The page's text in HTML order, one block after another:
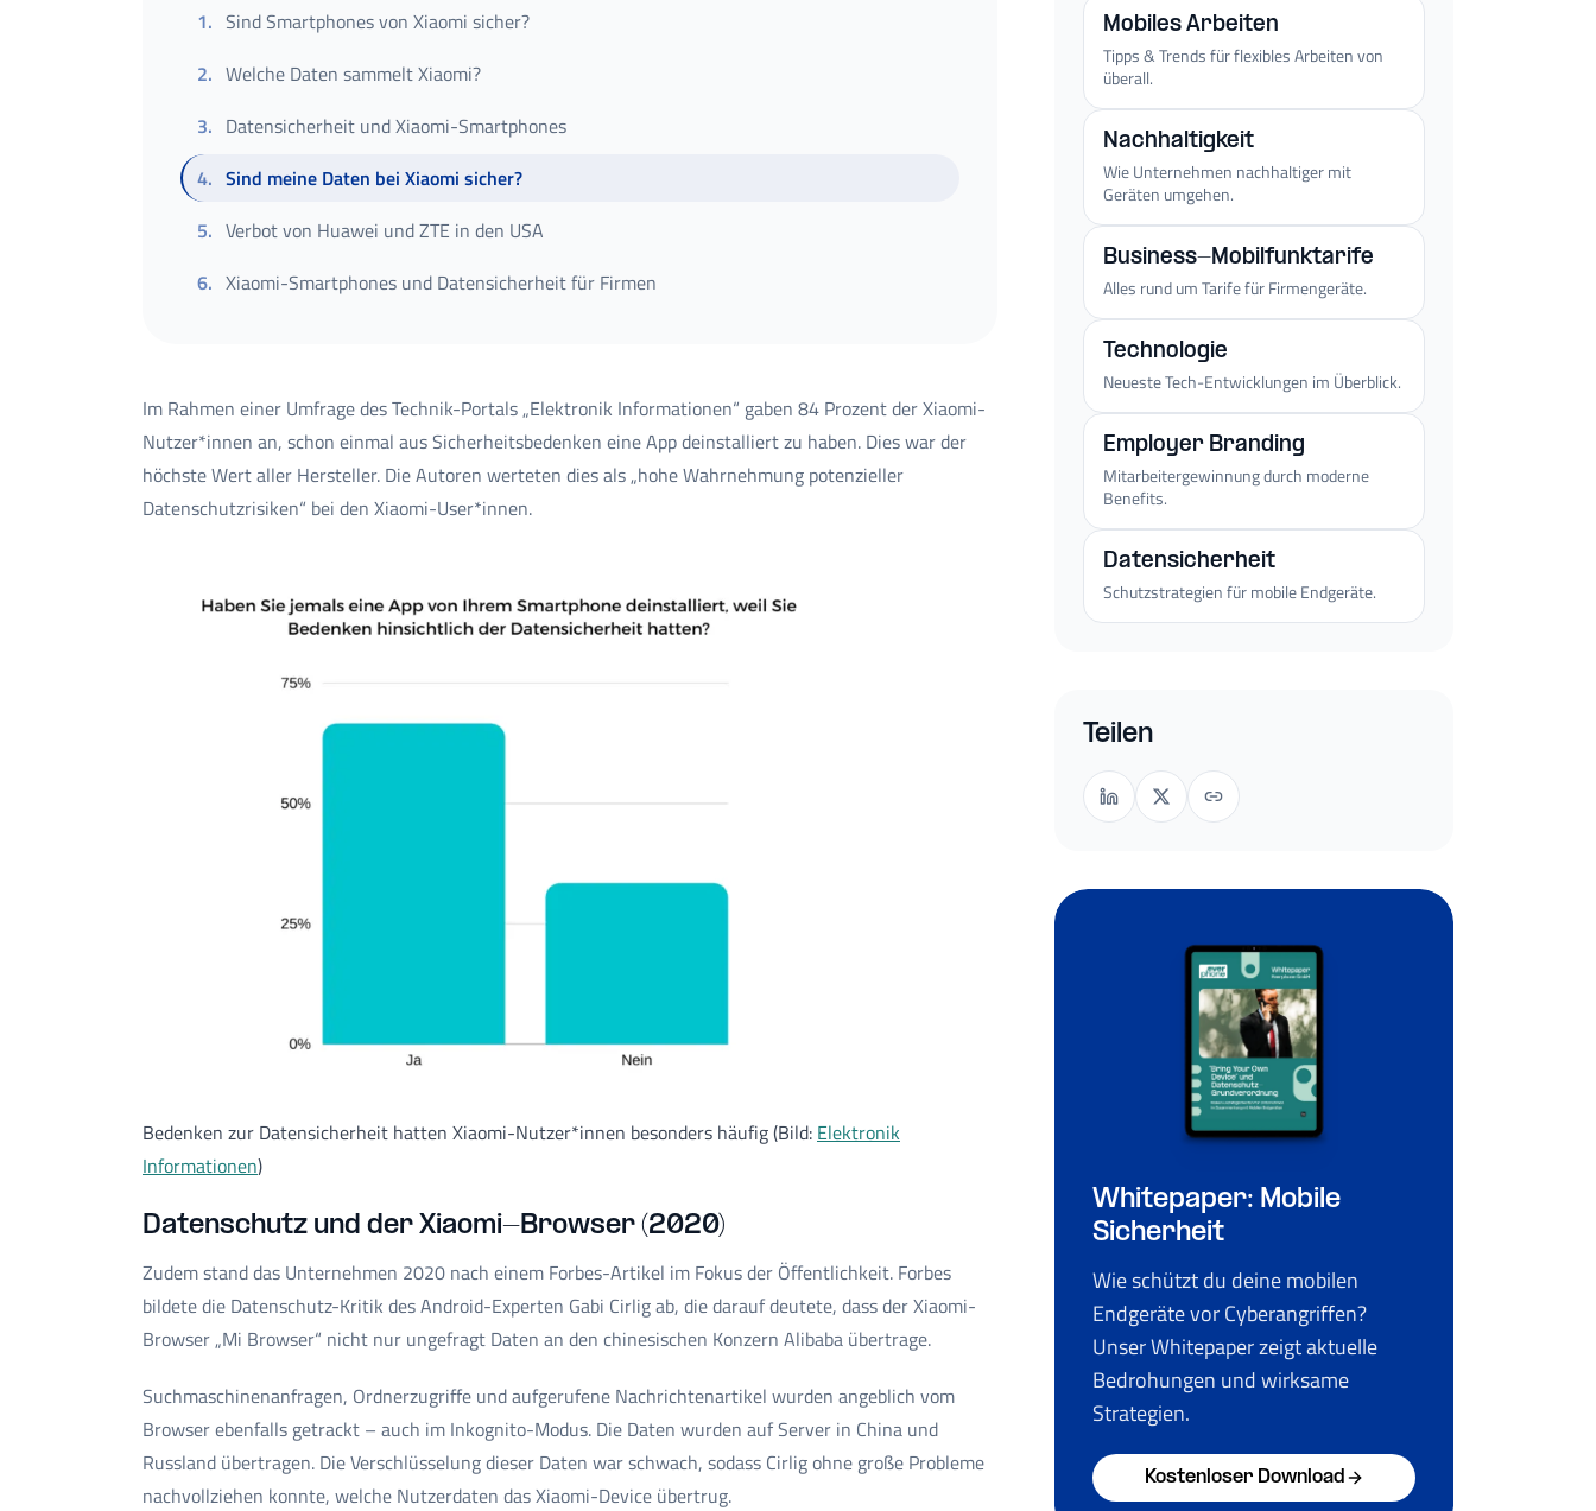
1. Sind Smartphones von Xiaomi sicher?
2. Welche Daten sammelt Xiaomi?
3. Datensicherheit und Xiaomi-Smartphones
4. Sind meine Daten bei Xiaomi sicher?
5. Verbot von Huawei und ZTE in den USA
6. Xiaomi-Smartphones und Datensicherheit für Firmen
Im Rahmen einer Umfrage des Technik-Portals „Elektronik Informationen“ gaben 84 Prozent der Xiaomi-
Nutzer*innen an, schon einmal aus Sicherheitsbedenken eine App deinstalliert zu haben. Dies war der
höchste Wert aller Hersteller. Die Autoren werteten dies als „hohe Wahrnehmung potenzieller
Datenschutzrisiken“ bei den Xiaomi-User*innen.
Bedenken zur Datensicherheit hatten Xiaomi-Nutzer*innen besonders häufig (Bild: Elektronik
Informationen)
Datenschutz und der Xiaomi-Browser (2020)
Zudem stand das Unternehmen 2020 nach einem Forbes-Artikel im Fokus der Öffentlichkeit. Forbes
bildete die Datenschutz-Kritik des Android-Experten Gabi Cirlig ab, die darauf deutete, dass der Xiaomi-
Browser „Mi Browser“ nicht nur ungefragt Daten an den chinesischen Konzern Alibaba übertrage.
Suchmaschinenanfragen, Ordnerzugriffe und aufgerufene Nachrichtenartikel wurden angeblich vom
Browser ebenfalls getrackt – auch im Inkognito-Modus. Die Daten wurden auf Server in China und
Russland übertragen. Die Verschlüsselung dieser Daten war schwach, sodass Cirlig ohne große Probleme
nachvollziehen konnte, welche Nutzerdaten das Xiaomi-Device übertrug.
Mobiles Arbeiten
Tipps & Trends für flexibles Arbeiten von
überall.
Nachhaltigkeit
Wie Unternehmen nachhaltiger mit
Geräten umgehen.
Business-Mobilfunktarife
Alles rund um Tarife für Firmengeräte.
Technologie
Neueste Tech-Entwicklungen im Überblick.
Employer Branding
Mitarbeitergewinnung durch moderne
Benefits.
Datensicherheit
Schutzstrategien für mobile Endgeräte.
Teilen
Whitepaper: Mobile
Sicherheit
Wie schützt du deine mobilen
Endgeräte vor Cyberangriffen?
Unser Whitepaper zeigt aktuelle
Bedrohungen und wirksame
Strategien.
Kostenloser Download